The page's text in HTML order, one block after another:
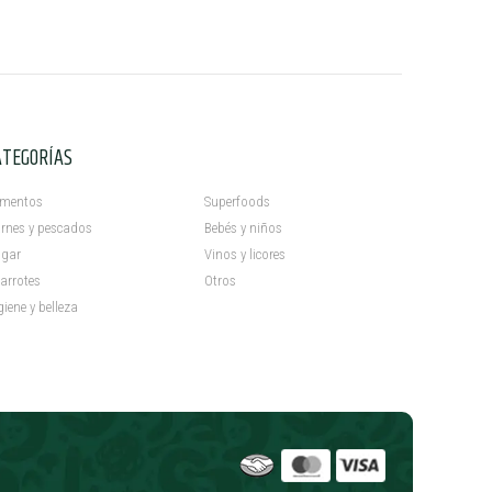
y pescados
y belleza
Superfoods
Bebés y niños
Vinos y licores
Otros